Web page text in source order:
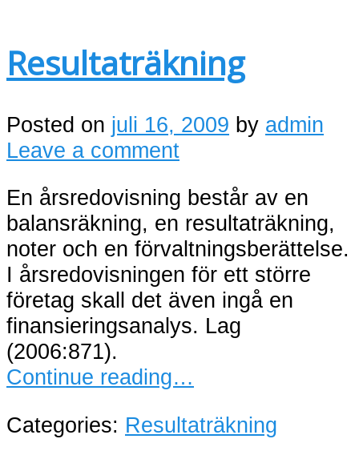
Resultaträkning
Posted on juli 16, 2009 by admin
Leave a comment
En årsredovisning består av en
balansräkning, en resultaträkning,
noter och en förvaltningsberättelse.
I årsredovisningen för ett större
företag skall det även ingå en
finansieringsanalys. Lag
(2006:871).
Continue reading…
Categories: Resultaträkning